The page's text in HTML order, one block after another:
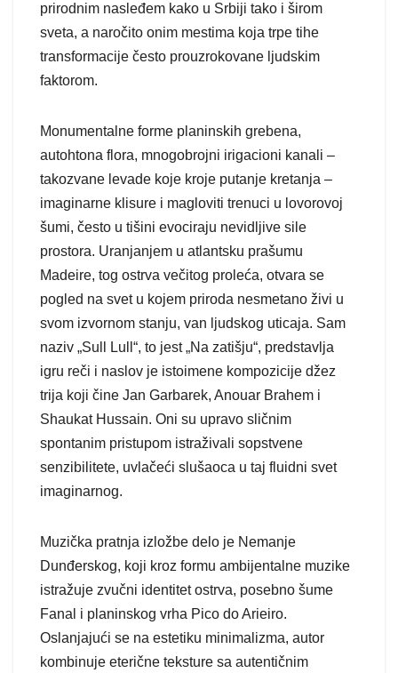
prirodnim nasleđem kako u Srbiji tako i širom
sveta, a naročito onim mestima koja trpe tihe
transformacije često prouzrokovane ljudskim
faktorom.
Monumentalne forme planinskih grebena,
autohtona flora, mnogobrojni irigacioni kanali –
takozvane levade koje kroje putanje kretanja –
imaginarne klisure i magloviti trenuci u lovorovoj
šumi, često u tišini evociraju nevidljive sile
prostora. Uranjanjem u atlantsku prašumu
Madeire, tog ostrva večitog proleća, otvara se
pogled na svet u kojem priroda nesmetano živi u
svom izvornom stanju, van ljudskog uticaja. Sam
naziv „Sull Lull“, to jest „Na zatišju“, predstavlja
igru reči i naslov je istoimene kompozicije džez
trija koji čine Jan Garbarek, Anouar Brahem i
Shaukat Hussain. Oni su upravo sličnim
spontanim pristupom istraživali sopstvene
senzibilitete, uvlačeći slušaoca u taj fluidni svet
imaginarnog.
Muzička pratnja izložbe delo je Nemanje
Dunđerskog, koji kroz formu ambijentalne muzike
istražuje zvučni identitet ostrva, posebno šume
Fanal i planinskog vrha Pico do Arieiro.
Oslanjajući se na estetiku minimalizma, autor
kombinuje eterične teksture sa autentičnim